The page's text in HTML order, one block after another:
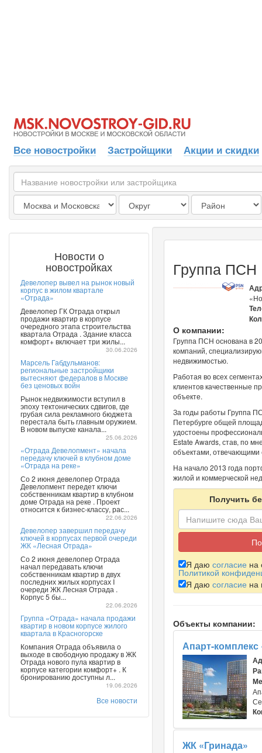
Все новостройки Застройщики Акции и скидки
Новости о
новостройках
Девелопер вывел на рынок новый
корпус в жилом квартале
«Отрада»
Девелопер ГК Отрада открыл
продажи квартир в корпусе
очередного этапа строительства
квартала Отрада . Здание класса
комфорт+ включает три жилы...
30.06.2026
Марсель Габдульманов:
региональные застройщики
вытесняют федералов в Москве
без ценовых войн
Рынок недвижимости вступил в
эпоху тектонических сдвигов, где
грубая сила рекламного бюджета
перестала быть главным оружием.
В новом выпуске канала...
25.06.2026
«Отрада Девелопмент» начала
передачу ключей в клубном доме
«Отрада на реке»
Со 2 июня девелопер Отрада
Девелопмент передет ключи
собственникам квартир в клубном
доме Отрада на реке . Проект
относится к бизнес-классу, рас...
22.06.2026
Девелопер завершил передачу
ключей в корпусах первой очереди
ЖК «Лесная Отрада»
Со 2 июня девелопер Отрада
начал передавать ключи
собственникам квартир в двух
последних жилых корпусах I
очереди ЖК Лесная Отрада .
Корпус 5 бы...
22.06.2026
Группа «Отрада» начала продажи
квартир в новом корпусе жилого
квартала в Красногорске
Компания Отрада объявила о
выходе в свободную продажу в ЖК
Отрада нового пула квартир в
корпусе категории комфорт+ . К
бронированию доступны л...
19.06.2026
Все новости
Группа ПСН
О компании:
Группа ПСН основана в
компаний,
недвижимостью.
Работая во всех
клиентов качественные
объекте.
За годы работы Группа
Петербурге общей
удостоены
Estate Awards, став, по
объектами,
На начало 2013 года
жилой и коммерческой
Получить
Я даю согласие на
Политикой
Я даю согласие на
Объекты компании:
Апарт-
ЖК «Гринада»